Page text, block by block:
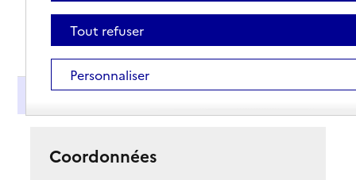
Présentation
Coordonnées
Tout refuser
Personnaliser